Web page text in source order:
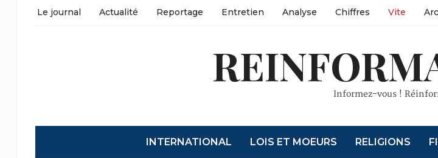
Le journal Actualité Reportage Entretien Analyse Chiffres Vite
Informez-vous !
INTERNATIONAL LOIS ET MOEURS RELIGIONS